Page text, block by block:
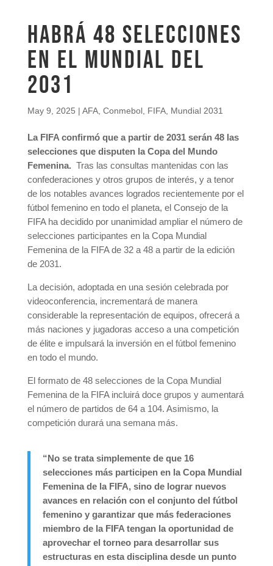
HABRÁ 48 SELECCIONES
EN EL MUNDIAL DEL
2031
May 9, 2025 | AFA, Conmebol, FIFA, Mundial 2031
La FIFA confirmó que a partir de 2031 serán 48 las
selecciones que disputen la Copa del Mundo
Femenina. Tras las consultas mantenidas con las
confederaciones y otros grupos de interés, y a tenor
de los notables avances logrados recientemente por el
fútbol femenino en todo el planeta, el Consejo de la
FIFA ha decidido por unanimidad ampliar el número de
selecciones participantes en la Copa Mundial
Femenina de la FIFA de 32 a 48 a partir de la edición
de 2031.
La decisión, adoptada en una sesión celebrada por
videoconferencia, incrementará de manera
considerable la representación de equipos, ofrecerá a
más naciones y jugadoras acceso a una competición
de élite e impulsará la inversión en el fútbol femenino
en todo el mundo.
El formato de 48 selecciones de la Copa Mundial
Femenina de la FIFA incluirá doce grupos y aumentará
el número de partidos de 64 a 104. Asimismo, la
competición durará una semana más.
“No se trata simplemente de que 16
selecciones más participen en la Copa Mundial
Femenina de la FIFA, sino de lograr nuevos
avances en relación con el conjunto del fútbol
femenino y garantizar que más federaciones
miembro de la FIFA tengan la oportunidad de
aprovechar el torneo para desarrollar sus
estructuras en esta disciplina desde un punto